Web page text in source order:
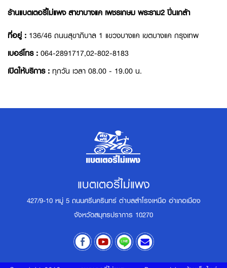
ร้านแบตเตอรี่ไม่แพง สาขาบางแค เพชรเกษม พระราม2 ปิ่นเกล้า
ที่อยู่ : 136/46 ถนนสุขาภิบาล 1 แขวงบางแค เขตบางแค กรุงเทพ
เบอร์โทร : 064-2891717,02-802-8183
เปิดให้บริการ : ทุกวัน เวลา 08.00 - 19.00 น.
แบตเตอรี่ไม่แพง
427/9-10 หมู่ 5 ถนนศรีนครินทร์ ตำบลสำโรงเหนือ อำเภอเมือง
จังหวัดสมุทรปราการ 10270